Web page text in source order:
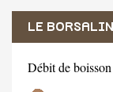
LE
Débit de